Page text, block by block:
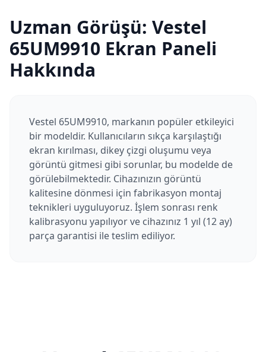
Uzman Görüşü: Vestel
65UM9910 Ekran Paneli
Hakkında
Vestel 65UM9910, markanın popüler etkileyici
bir modeldir. Kullanıcıların sıkça karşılaştığı
ekran kırılması, dikey çizgi oluşumu veya
görüntü gitmesi gibi sorunlar, bu modelde de
görülebilmektedir. Cihazınızın görüntü
kalitesine dönmesi için fabrikasyon montaj
teknikleri uyguluyoruz. İşlem sonrası renk
kalibrasyonu yapılıyor ve cihazınız 1 yıl (12 ay)
parça garantisi ile teslim ediliyor.